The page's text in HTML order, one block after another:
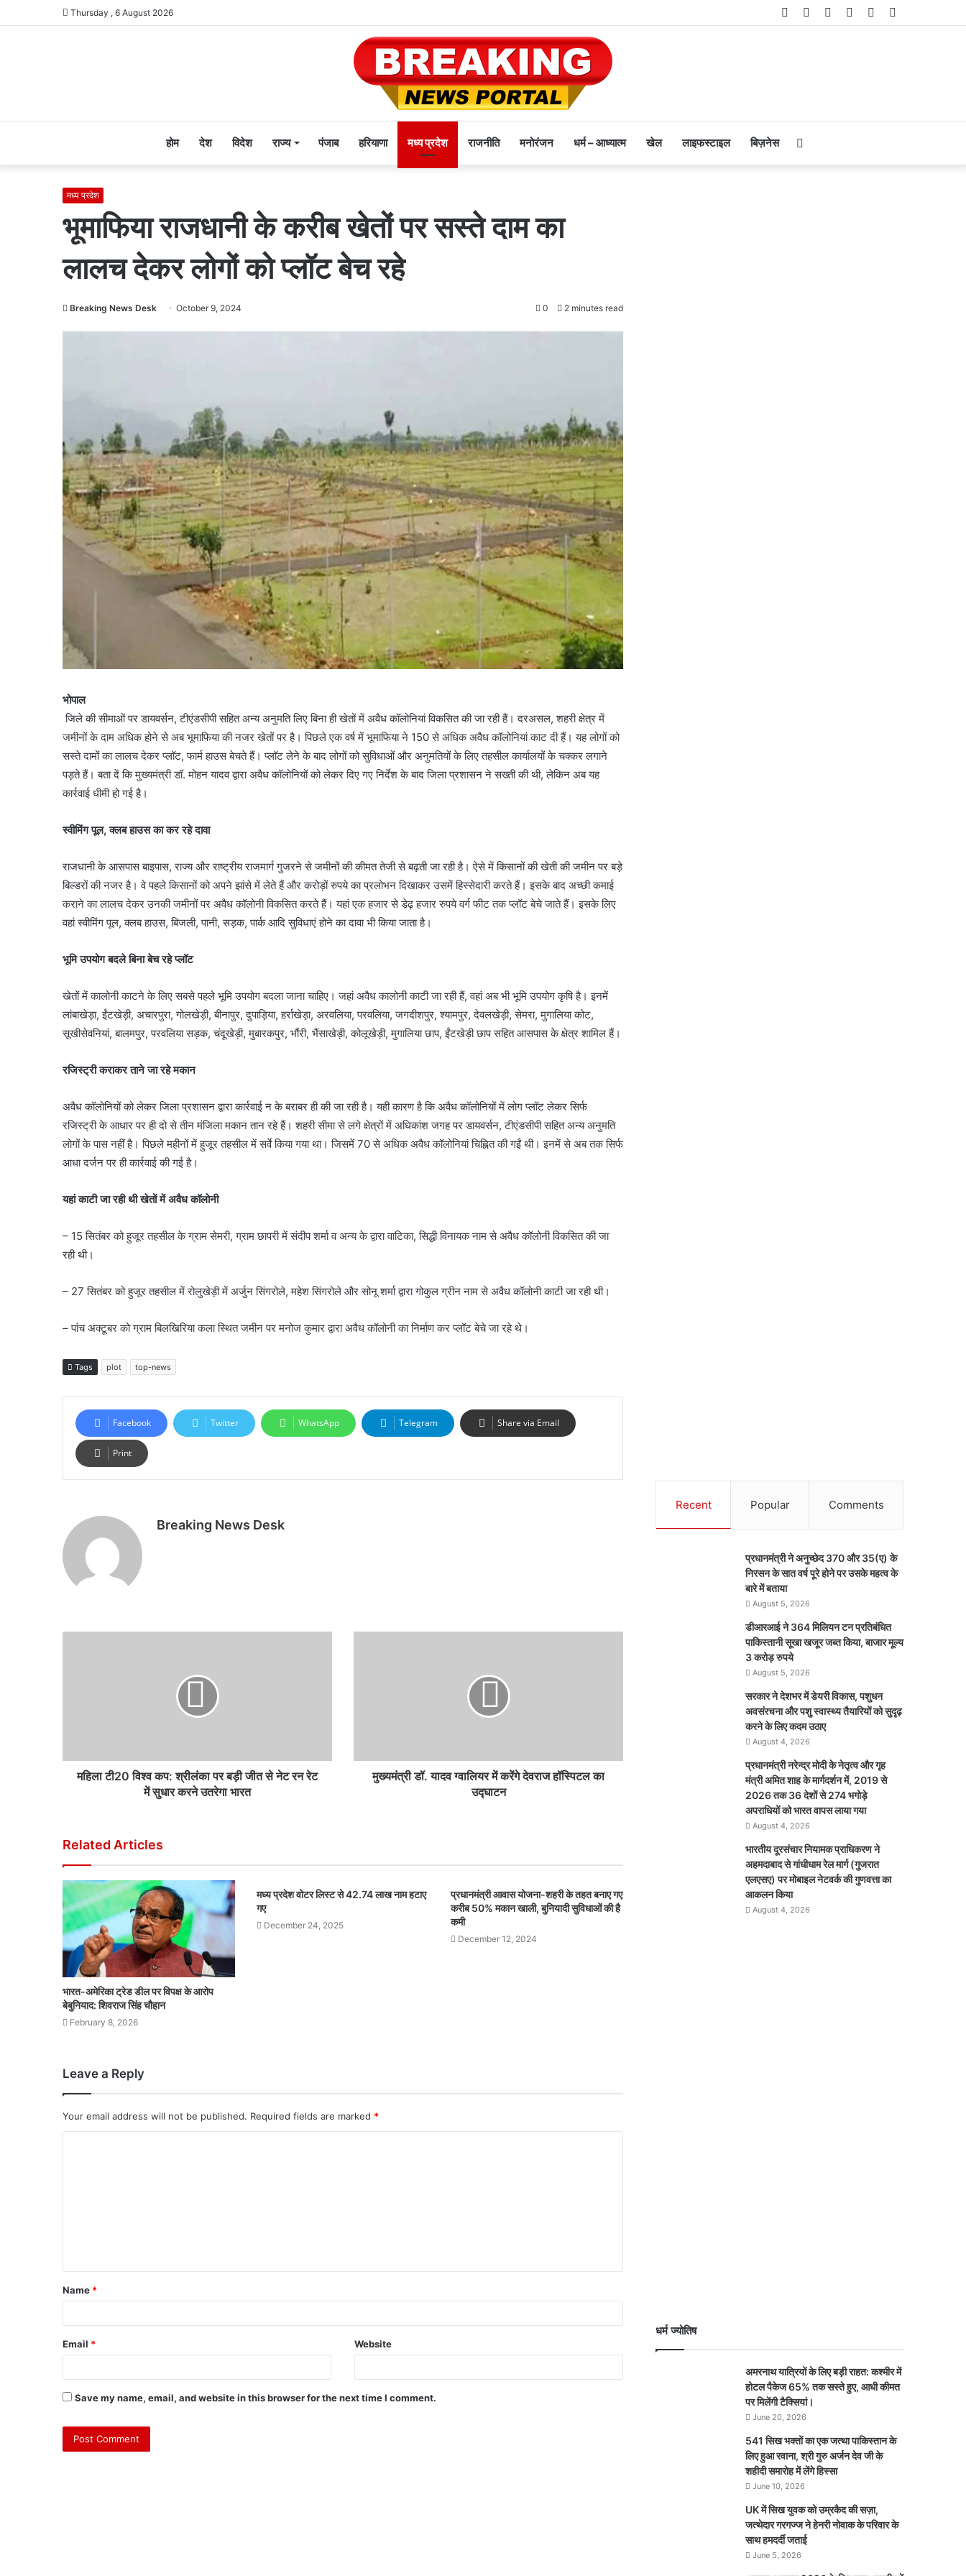
Thursday , 6 August 2026 Telegram
Instagram
YouTube
Twitter
Facebook
होम देश विदेश राज्य पंजाब हरियाणा मध्य प्रदेश राजनीति मनोरंजन धर्म – आध्यात्म खेल लाइफस्टाइल बिज़नेस
मध्य प्रदेश
भूमाफिया राजधानी के करीब खेतों पर सस्ते दाम का
लालच देकर लोगों को प्लॉट बेच रहे
Breaking News Desk October 9, 2024 0 2 minutes read
भोपाल
जिले की सीमाओं पर डायवर्सन, टीएंडसीपी सहित अन्य अनुमति लिए बिना ही खेतों में अवैध कॉलोनियां विकसित की जा रही हैं। दरअसल, शहरी क्षेत्र में
जमीनों के दाम अधिक होने से अब भूमाफिया की नजर खेतों पर है। पिछले एक वर्ष में भूमाफिया ने 150 से अधिक अवैध कॉलोनियां काट दी हैं। यह लोगों को
सस्ते दामों का लालच देकर प्लॉट, फार्म हाउस बेचते हैं। प्लॉट लेने के बाद लोगों को सुविधाओं और अनुमतियों के लिए तहसील कार्यालयों के चक्कर लगाने
पड़ते हैं। बता दें कि मुख्यमंत्री डॉ. मोहन यादव द्वारा अवैध कॉलोनियों को लेकर दिए गए निर्देश के बाद जिला प्रशासन ने सख्ती की थी, लेकिन अब यह
कार्रवाई धीमी हो गई है।
स्वीमिंग पूल, क्लब हाउस का कर रहे दावा
राजधानी के आसपास बाइपास, राज्य और राष्ट्रीय राजमार्ग गुजरने से जमीनों की कीमत तेजी से बढ़ती जा रही है। ऐसे में किसानों की खेती की जमीन पर बड़े
बिल्डरों की नजर है। वे पहले किसानों को अपने झांसे में लेते हैं और करोड़ों रुपये का प्रलोभन दिखाकर उसमें हिस्सेदारी करते हैं। इसके बाद अच्छी कमाई
कराने का लालच देकर उनकी जमीनों पर अवैध कॉलोनी विकसित करते हैं। यहां एक हजार से डेढ़ हजार रुपये वर्ग फीट तक प्लॉट बेचे जाते हैं। इसके लिए
वहां स्वीमिंग पूल, क्लब हाउस, बिजली, पानी, सड़क, पार्क आदि सुविधाएं होने का दावा भी किया जाता है।
भूमि उपयोग बदले बिना बेच रहे प्लॉट
खेतों में कालोनी काटने के लिए सबसे पहले भूमि उपयोग बदला जाना चाहिए। जहां अवैध कालोनी काटी जा रही हैं, वहां अब भी भूमि उपयोग कृषि है। इनमें
लांबाखेड़ा, ईंटखेड़ी, अचारपुरा, गोलखेड़ी, बीनापुर, दुपाड़िया, हर्राखेड़ा, अरवलिया, परवलिया, जगदीशपुर, श्यामपुर, देवलखेड़ी, सेमरा, मुगालिया कोट,
सूखीसेवनियां, बालमपुर, परवलिया सड़क, चंदूखेड़ी, मुबारकपुर, भौंरी, भैंसाखेड़ी, कोलूखेड़ी, मुगालिया छाप, ईंटखेड़ी छाप सहित आसपास के क्षेत्र शामिल हैं।
रजिस्ट्री कराकर ताने जा रहे मकान
अवैध कॉलोनियों को लेकर जिला प्रशासन द्वारा कार्रवाई न के बराबर ही की जा रही है। यही कारण है कि अवैध कॉलोनियों में लोग प्लॉट लेकर सिर्फ
रजिस्ट्री के आधार पर ही दो से तीन मंजिला मकान तान रहे हैं। शहरी सीमा से लगे क्षेत्रों में अधिकांश जगह पर डायवर्सन, टीएंडसीपी सहित अन्य अनुमति
लोगों के पास नहीं है। पिछले महीनों में हुजूर तहसील में सर्वे किया गया था। जिसमें 70 से अधिक अवैध कॉलोनियां चिह्नित की गईं थी। इनमें से अब तक सिर्फ
आधा दर्जन पर ही कार्रवाई की गई है।
यहां काटी जा रही थी खेतों में अवैध कॉलोनी
– 15 सितंबर को हुजूर तहसील के ग्राम सेमरी, ग्राम छापरी में संदीप शर्मा व अन्य के द्वारा वाटिका, सिद्धी विनायक नाम से अवैध कॉलोनी विकसित की जा
रही थी।
– 27 सितंबर को हुजूर तहसील में रोलुखेड़ी में अर्जुन सिंगरोले, महेश सिंगरोले और सोनू शर्मा द्वारा गोकुल ग्रीन नाम से अवैध कॉलोनी काटी जा रही थी।
– पांच अक्टूबर को ग्राम बिलखिरिया कला स्थित जमीन पर मनोज कुमार द्वारा अवैध कॉलोनी का निर्माण कर प्लॉट बेचे जा रहे थे।
Tags plot top-news
Facebook Twitter WhatsApp Telegram Share via Email
Print
Breaking News Desk
महिला टी20 विश्व कप: श्रीलंका पर बड़ी जीत से नेट रन रेट
में सुधार करने उतरेगा भारत
मुख्यमंत्री डॉ. यादव ग्वालियर में करेंगे देवराज हॉस्पिटल का
उद्घाटन
Related Articles
भारत-अमेरिका ट्रेड डील पर विपक्ष के आरोप
बेबुनियाद: शिवराज सिंह चौहान
February 8, 2026
मध्य प्रदेश वोटर लिस्ट से 42.74 लाख नाम हटाए
गए
December 24, 2025
प्रधानमंत्री आवास योजना-शहरी के तहत बनाए गए
करीब 50% मकान खाली, बुनियादी सुविधाओं की है
कमी
December 12, 2024
Leave a Reply
Your email address will not be published. Required fields are marked *
Name *
Email * Website
Save my name, email, and website in this browser for the next time I comment.
Recent Popular Comments
प्रधानमंत्री ने अनुच्छेद 370 और 35(ए) के
निरसन के सात वर्ष पूरे होने पर उसके महत्व के
बारे में बताया
August 5, 2026
डीआरआई ने 364 मिलियन टन प्रतिबंधित
पाकिस्तानी सूखा खजूर जब्त किया, बाजार मूल्य
3 करोड़ रुपये
August 5, 2026
सरकार ने देशभर में डेयरी विकास, पशुधन
अवसंरचना और पशु स्वास्थ्य तैयारियों को सुदृढ़
करने के लिए कदम उठाए
August 4, 2026
प्रधानमंत्री नरेन्द्र मोदी के नेतृत्व और गृह
मंत्री अमित शाह के मार्गदर्शन में, 2019 से
2026 तक 36 देशों से 274 भगोड़े
अपराधियों को भारत वापस लाया गया
August 4, 2026
भारतीय दूरसंचार नियामक प्राधिकरण ने
अहमदाबाद से गांधीधाम रेल मार्ग (गुजरात
एलएसए) पर मोबाइल नेटवर्क की गुणवत्ता का
आकलन किया
August 4, 2026
धर्म ज्योतिष
अमरनाथ यात्रियों के लिए बड़ी राहत: कश्मीर में
होटल पैकेज 65% तक सस्ते हुए, आधी कीमत
पर मिलेंगी टैक्सियां।
June 20, 2026
541 सिख भक्तों का एक जत्था पाकिस्तान के
लिए हुआ रवाना, श्री गुरु अर्जन देव जी के
शहीदी समारोह में लेंगे हिस्सा
June 10, 2026
UK में सिख युवक को उम्रकैद की सज़ा,
जत्थेदार गरगज्ज ने हेनरी नोवाक के परिवार के
साथ हमदर्दी जताई
June 5, 2026